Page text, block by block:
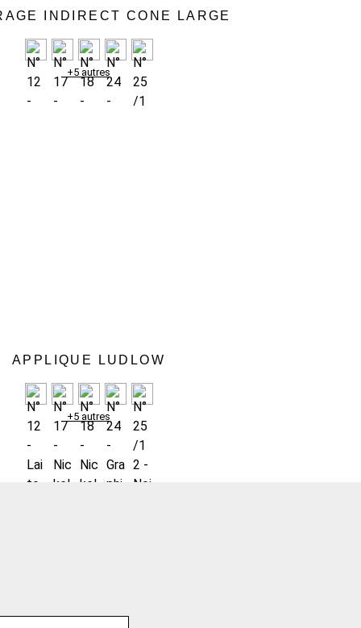
INDIRECT CONE LARGE
+5 autres
APPLIQUE LUDLOW
+5 autres